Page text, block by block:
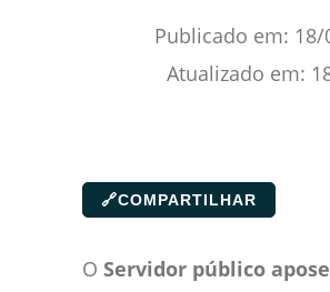
Publicado em: 18/
Atualizado em:
🔗COMPARTILHAR
O Servidor público